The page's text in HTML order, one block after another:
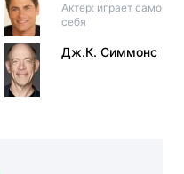
Актер: играет самого
себя
Дж.К. Симмонс